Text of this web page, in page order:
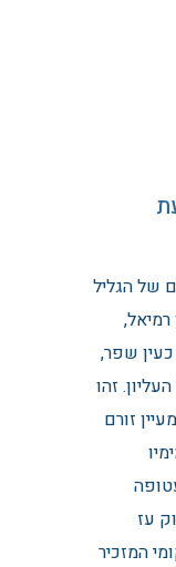
של הגליל
שפר,
זהו
זורם
עז
המזכיר